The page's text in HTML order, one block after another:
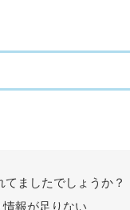
ましたでしょうか？
情報が足りない